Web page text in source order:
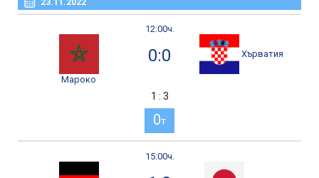
12:00ч.
Мароко
0:0 Хърватия
1 : 3
0т
15:00ч.